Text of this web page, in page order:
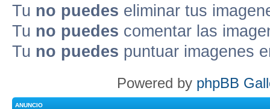
Tu no puedes eliminar tus
Tu no puedes comentar las
Tu no puedes puntuar imagenes
Powered by phpBB
ANUNCIO